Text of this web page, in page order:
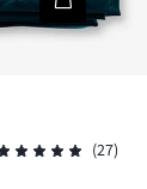
(27)